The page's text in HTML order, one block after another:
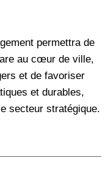
permettra de
au cœur de ville,
et de favoriser
et durables,
secteur stratégique.